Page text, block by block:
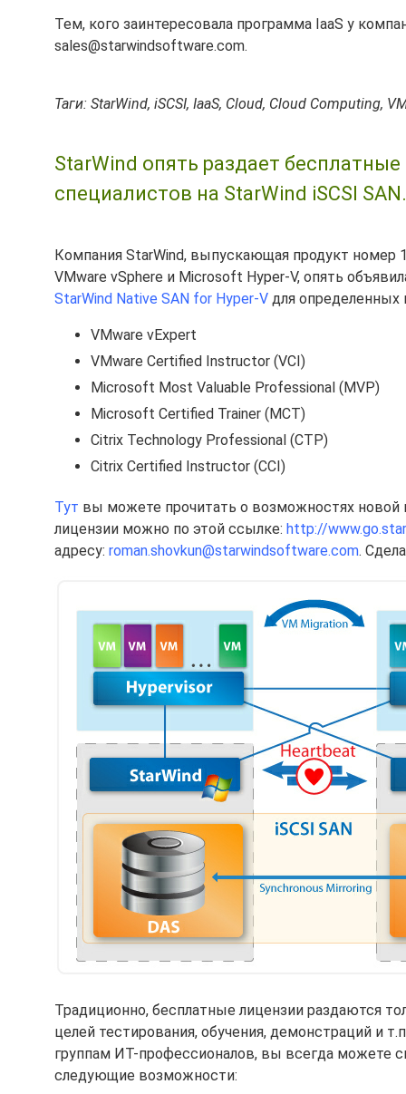
Тем, кого заинтересовала программа IaaS у
sales@starwindsoftware.com.
Таги: StarWind, iSCSI, IaaS, Cloud, Cloud Computing,
StarWind опять раздает
специалистов на StarWind iSCSI SAN.
Компания StarWind, выпускающая продукт номер
VMware vSphere и Microsoft Hyper-V, опять
StarWind Native SAN for Hyper-V для определенных
VMware vExpert
VMware Certified Instructor (VCI)
Microsoft Most Valuable Professional (MVP)
Microsoft Certified Trainer (MCT)
Citrix Technology Professional (CTP)
Citrix Certified Instructor (CCI)
Тут вы можете прочитать о возможностях новой
лицензии можно по этой ссылке: http://
адресу: roman.shovkun@starwindsoftware.com.
Традиционно, бесплатные лицензии раздаются
целей тестирования, обучения, демонстраций и
группам ИТ-профессионалов, вы всегда можете
следующие возможности: